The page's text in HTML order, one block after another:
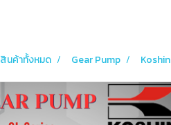
สินค้าทั้งหมด Gear Pump Koshin